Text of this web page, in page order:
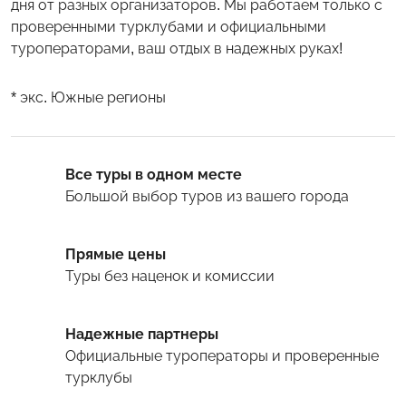
дня от разных организаторов. Мы работаем только с
проверенными турклубами и официальными
туроператорами, ваш отдых в надежных руках!
* экс. Южные регионы
Все туры в одном месте
Большой выбор туров из вашего города
Прямые цены
Туры без наценок и комиссии
Надежные партнеры
Официальные туроператоры и проверенные
турклубы